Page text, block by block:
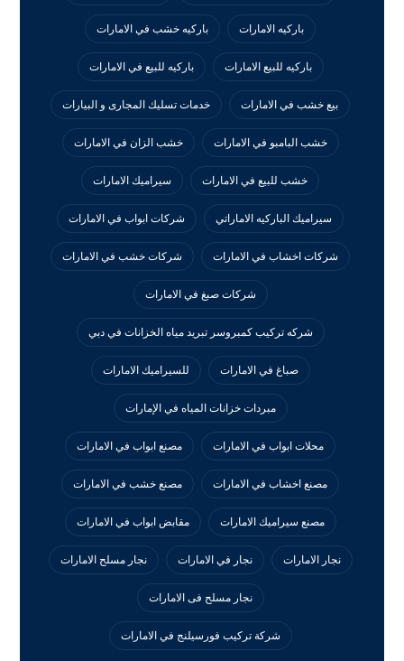
باركيه الامارات باركيه خشب في الامارات
باركيه للبيع الامارات باركيه للبيع في الامارات
بيع خشب في الامارات خدمات تسليك المجارى و البيارات
خشب البامبو في الامارات خشب الزان في الامارات
خشب للبيع في الامارات سيراميك الامارات
سيراميك الباركيه الاماراتي شركات ابواب في الامارات
شركات اخشاب في الامارات شركات خشب في الامارات
شركات صبغ في الامارات
شركه تركيب كمبروسر تبريد مياه الخزانات في دبي
صباغ في الامارات للسيراميك الامارات
مبردات خزانات المياه في الإمارات
محلات ابواب في الامارات مصنع ابواب في الامارات
مصنع اخشاب في الامارات مصنع خشب في الامارات
مصنع سيراميك الامارات مقابض ابواب في الامارات
نجار الامارات نجار في الامارات نجار مسلح الامارات
نجار مسلح فى الامارات
‏شركة تركيب فورسيلنج في الامارات